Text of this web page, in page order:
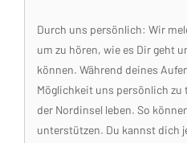
Durch uns persönlich: Wir
um zu hören, wie es Dir geht
können. Während deines
Möglichkeit uns persönlich zu
der Nordinsel leben. So
unterstützen. Du kannst dich